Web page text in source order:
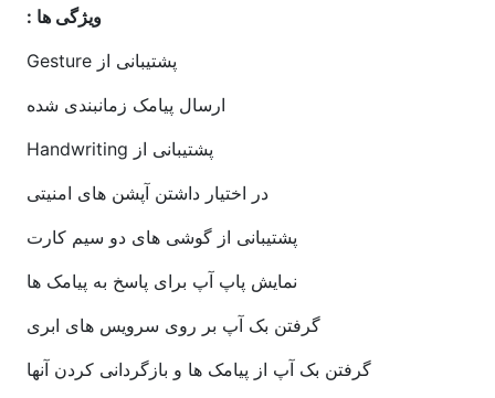
ویژگی ها :
پشتیبانی از Gesture
ارسال پیامک زمانبندی شده
پشتیبانی از Handwriting
در اختیار داشتن آپشن های امنیتی
پشتیبانی از گوشی های دو سیم کارت
نمایش پاپ آپ برای پاسخ به پیامک ها
گرفتن بک آپ بر روی سرویس های ابری
گرفتن بک آپ از پیامک ها و بازگردانی کردن آنها